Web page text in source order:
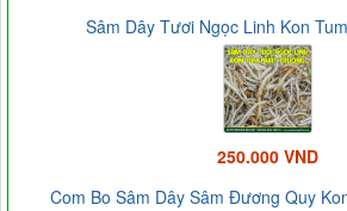
Sâm Dây Tươi Ngọc Linh Kon
250.000 VND
Com Bo Sâm Dây Sâm Đương Quy